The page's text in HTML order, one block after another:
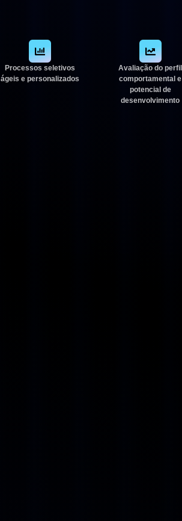
Processos seletivos
ágeis e personalizados
Avaliação do perfil
comportamental e
potencial de
desenvolvimento